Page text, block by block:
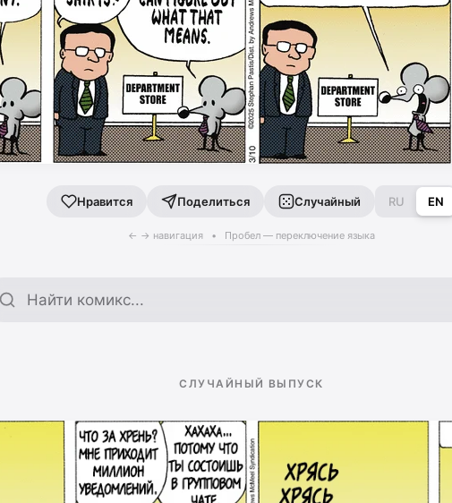
Нравится Поделиться Случайный
← → навигация • Пробел — переключение языка
RU EN
Поиск по архиву
СЛУЧАЙНЫЙ ВЫПУСК